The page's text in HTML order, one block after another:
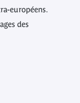
européens.
des